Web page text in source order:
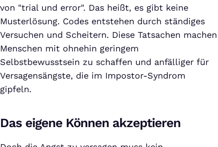
von "trial und error". Das heißt, es gibt keine
Musterlösung. Codes entstehen durch ständiges
Versuchen und Scheitern. Diese Tatsachen machen
Menschen mit ohnehin geringem
Selbstbewusstsein zu schaffen und anfälliger für
Versagensängste, die im Impostor-Syndrom
gipfeln.
Das eigene Können akzeptieren